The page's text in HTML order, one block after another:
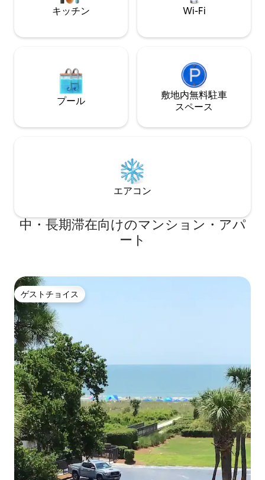
なロッキングチェア付きのポーチがあり
トから高い評価をいただいています！
木、そしてカロラ
キッチン Wi-Fi
プール
敷地内無料駐⁠車
ス⁠ペ⁠ー⁠ス
エアコン
中・長期滞在向けのマンション・アパ
ート
ゲストチョイス
ゲストチョイス